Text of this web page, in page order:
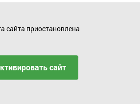
сайта приостановлена
сайт